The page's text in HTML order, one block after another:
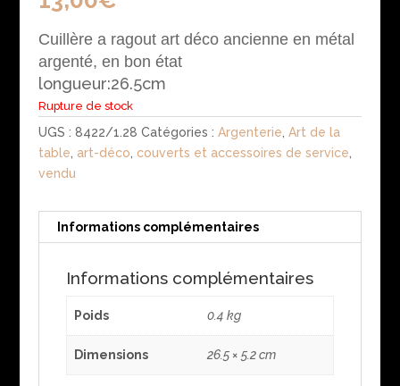
Cuillère a ragout art déco ancienne en métal
argenté, en bon état
longueur:26.5cm
Rupture de stock
UGS : 8422/1.28 Catégories : Argenterie, Art de la
table, art-déco, couverts et accessoires de service,
vendu
Informations complémentaires
Informations complémentaires
Poids 0.4 kg
Dimensions 26.5 × 5.2 cm